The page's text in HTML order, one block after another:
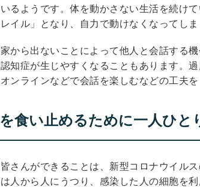
るようです。体を動かさない生活を続け
イル」となり、自力で動けなくなってしま
から出ないことによって他人と会話する
知症が生じやすくなることもあります。
ンラインなどで会話を楽しむなどの工夫を
食い止めるために一人ひと
さんができることは、新型コロナウイル
人から人にうつり、感染した人の細胞を